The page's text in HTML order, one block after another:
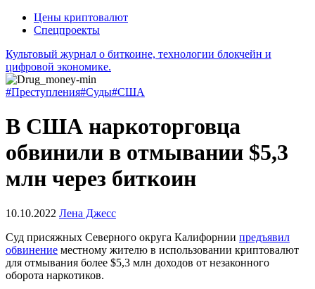
Цены криптовалют
Спецпроекты
Культовый журнал о биткоине, технологии блокчейн и
цифровой экономике.
#Преступления#Суды#США
В США наркоторговца
обвинили в отмывании $5,3
млн через биткоин
10.10.2022 Лена Джесс
Суд присяжных Северного округа Калифорнии предъявил
обвинение местному жителю в использовании криптовалют
для отмывания более $5,3 млн доходов от незаконного
оборота наркотиков.